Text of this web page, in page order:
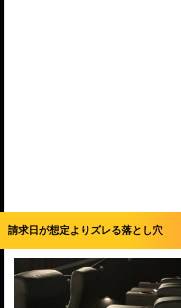
請求日が想定よりズレる落とし穴